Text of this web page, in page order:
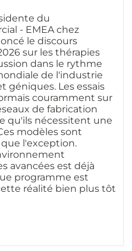
du
- EMEA chez
le discours
sur les thérapies
dans le rythme
de l'industrie
géniques. Les essais
couramment sur
de fabrication
qu'ils nécessitent une
modèles sont
l'exception.
avancées est déjà
programme est
réalité bien plus tôt